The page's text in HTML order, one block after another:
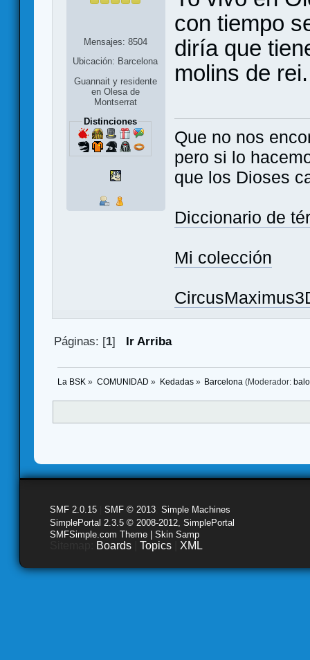
Mensajes: 8504
Ubicación: Barcelona
Guannait y residente
en Olesa de
Montserrat
Distinciones
con tiempo
diría que
molins de rei.
Que no nos
pero si lo
que los Dioses
Diccionario de
Mi colección
Páginas: [1] Ir Arriba
La BSK » COMUNIDAD » Kedadas» Barcelona (Moderador:
SMF 2.0.15 SMF © 2013 Simple Machines
SimplePortal 2.3.5 © 2008-2012, SimplePortal
SMFSimple.com Theme | Skin Samp
Boards Topics XML